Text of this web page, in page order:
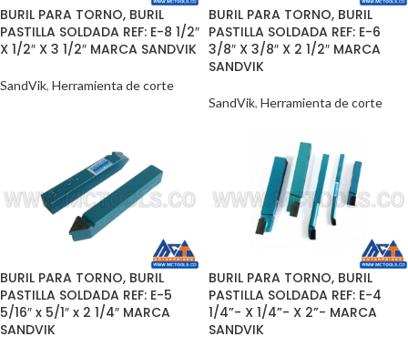
BURIL PARA TORNO, BURIL
PASTILLA SOLDADA REF: E-8 1/2″
X 1/2″ X 3 1/2″ MARCA SANDVIK
SandVik, Herramienta de corte
BURIL PARA TORNO, BURIL
PASTILLA SOLDADA REF: E-6
3/8″ X 3/8″ X 2 1/2″ MARCA
SANDVIK
SandVik, Herramienta de corte
BURIL PARA TORNO, BURIL
PASTILLA SOLDADA REF: E-5
5/16″ x 5/1″ x 2 1/4″ MARCA
SANDVIK
BURIL PARA TORNO, BURIL
PASTILLA SOLDADA REF: E-4
1/4”- X 1/4”- X 2”- MARCA
SANDVIK